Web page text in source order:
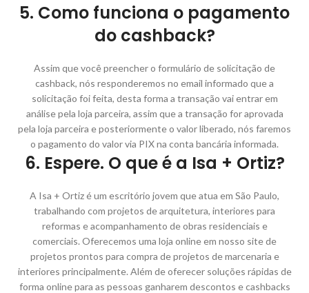
5. Como funciona o pagamento
do cashback?
Assim que você preencher o formulário de solicitação de
cashback, nós responderemos no email informado que a
solicitação foi feita, desta forma a transação vai entrar em
análise pela loja parceira, assim que a transação for aprovada
pela loja parceira e posteriormente o valor liberado, nós faremos
o pagamento do valor via PIX na conta bancária informada.
6. Espere. O que é a Isa + Ortiz?
A Isa + Ortiz é um escritório jovem que atua em São Paulo,
trabalhando com projetos de arquitetura, interiores para
reformas e acompanhamento de obras residenciais e
comerciais. Oferecemos uma loja online em nosso site de
projetos prontos para compra de projetos de marcenaria e
interiores principalmente. Além de oferecer soluções rápidas de
forma online para as pessoas ganharem descontos e cashbacks